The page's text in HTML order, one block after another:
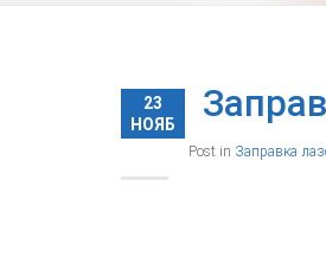
23
НОЯБ
Post in Заправка